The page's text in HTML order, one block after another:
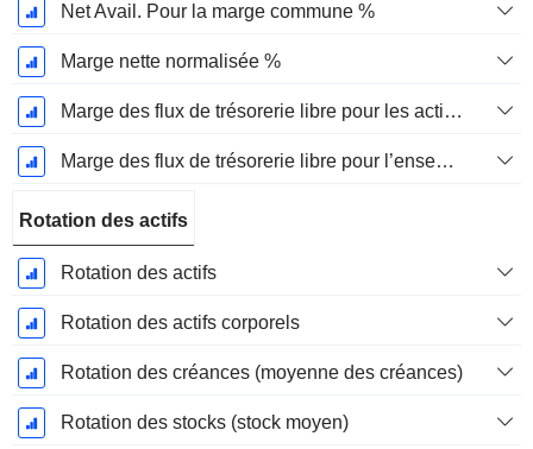
Net Avail. Pour la marge commune %
Marge nette normalisée %
Marge des flux de trésorerie libre pour les actionnaires
Marge des flux de trésorerie libre pour l’ensemble des pourvoyeurs de fonds
Rotation des actifs
Rotation des actifs
Rotation des actifs corporels
Rotation des créances (moyenne des créances)
Rotation des stocks (stock moyen)